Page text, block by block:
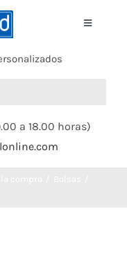
Toggle
a 18.00 horas)